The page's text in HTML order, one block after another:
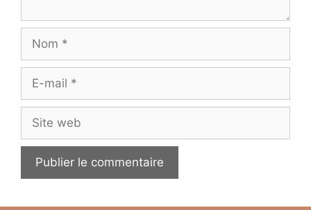
Nom
Site
web